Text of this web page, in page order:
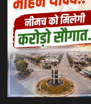
खेल
एजुकेशन & करियर
हेल्थ & लाइफ स्टाइल
वीडियो